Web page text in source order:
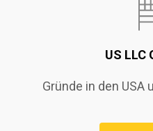
US LLC
Gründe in den USA